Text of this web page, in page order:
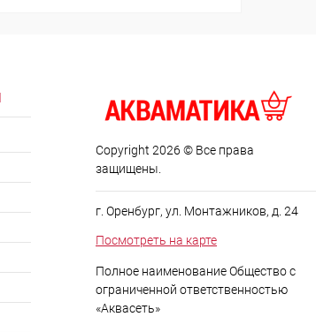
Copyright 2026 © Все права
защищены.
г. Оренбург, ул. Монтажников, д. 24
Посмотреть на карте
Полное наименование Общество с
ограниченной ответственностью
«Аквасеть»